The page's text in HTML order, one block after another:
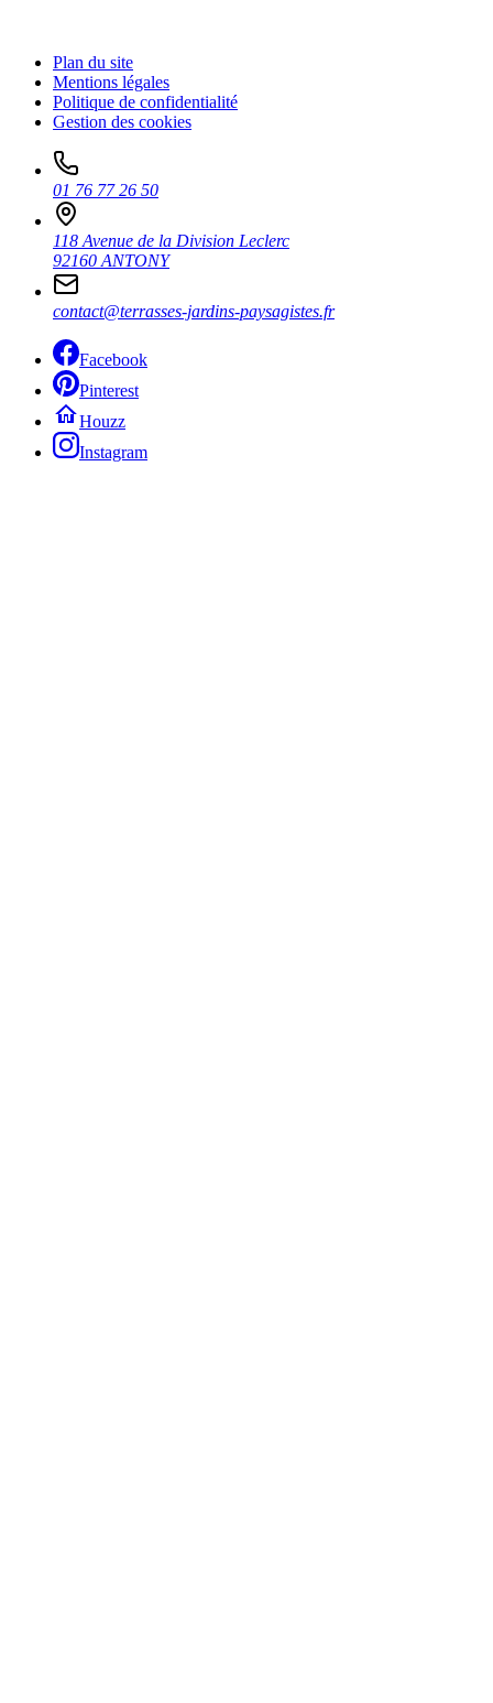
Plan du site
Mentions légales
Politique de confidentialité
Gestion des cookies
01 76 77 26 50
118 Avenue de la Division Leclerc
92160 ANTONY
contact@terrasses-jardins-paysagistes.fr
Facebook
Pinterest
Houzz
Instagram